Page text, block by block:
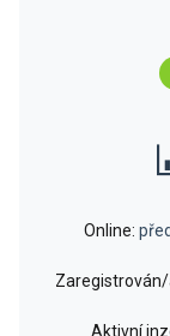
Online:
Zaregistrován/
Aktivní